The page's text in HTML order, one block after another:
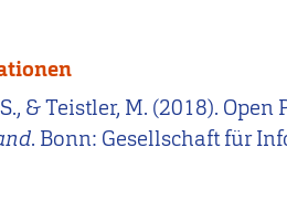
& Teistler, M. (2018).
. Bonn: Gesellschaft für